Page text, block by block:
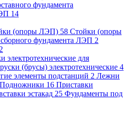
фундамента
14
(опоры ЛЭП) 58 Стойки (опоры
фундамента ЛЭП 2
электротехнические для
(брусы) электротехнические 4
элементы подстанций 2 Лежни
Подножники 16 Приставки
эстакад 25 Фундаменты под